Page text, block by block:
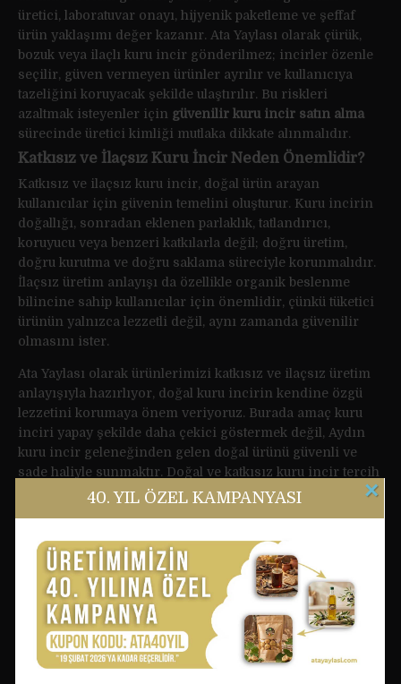
40. YIL ÖZEL KAMPANYASI ×
üretici, laboratuvar onayı, hijyenik paketleme ve şeffaf
ürün yaklaşımı değer kazanır. Ata Yaylası olarak çürük,
bozuk veya ilaçlı kuru incir gönderilmez; incirler özenle
seçilir, güven vermeyen ürünler ayrılır ve kullanıcıya
tazeliğini koruyacak şekilde ulaştırılır. Bu riskleri
azaltmak isteyenler için güvenilir kuru incir satın alma
sürecinde üretici kimliği mutlaka dikkate alınmalıdır.
Katkısız ve İlaçsız Kuru İncir Neden Önemlidir?
Katkısız ve ilaçsız kuru incir, doğal ürün arayan
kullanıcılar için güvenin temelini oluşturur. Kuru incirin
doğallığı, sonradan eklenen parlaklık, tatlandırıcı,
koruyucu veya benzeri katkılarla değil; doğru üretim,
doğru kurutma ve doğru saklama süreciyle korunmalıdır.
İlaçsız üretim anlayışı da özellikle organik beslenme
bilincine sahip kullanıcılar için önemlidir, çünkü tüketici
ürünün yalnızca lezzetli değil, aynı zamanda güvenilir
olmasını ister.
Ata Yaylası olarak ürünlerimizi katkısız ve ilaçsız üretim
anlayışıyla hazırlıyor, doğal kuru incirin kendine özgü
lezzetini korumaya önem veriyoruz. Burada amaç kuru
inciri yapay şekilde daha çekici göstermek değil, Aydın
kuru incir geleneğinden gelen doğal ürünü güvenli ve
sade haliyle sunmaktır. Doğal ve katkısız kuru incir tercih
eden kullanıcılar için bu yaklaşım, hem kalite hem de
Laboratuvar onaylı kuru incir, kullanıcıya ürün güvenliği
konusunda daha net bir dayanak sunar. Kuru incirde
kalite yalnızca gözle kontrol edilemez; aflatoksin riski,
hijyen koşulları, nem dengesi ve ürün güvenliği gibi
konular daha dikkatli bir süreç gerektirir. Bu nedenle
laboratuvar onaylı ürün tercih etmek, özellikle organik